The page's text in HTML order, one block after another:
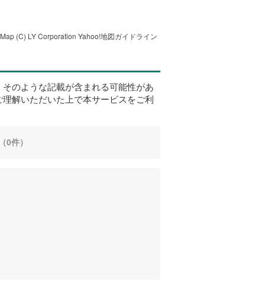
(C) LY Corporation Yahoo!地図ガイドライン
のような記載が含まれる可能性があ
解いただいた上で本サービスをご利
0件）